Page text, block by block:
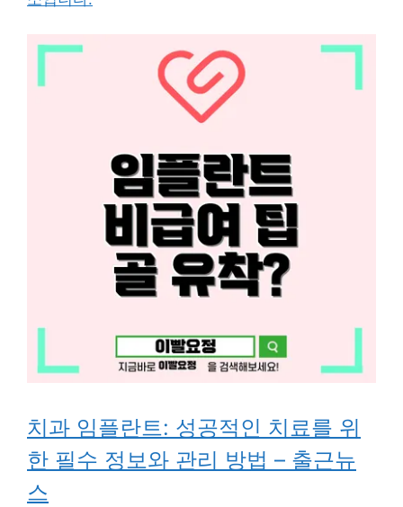
치과 임플란트: 성공적인 치료를 위
한 필수 정보와 관리 방법 – 출근뉴
스